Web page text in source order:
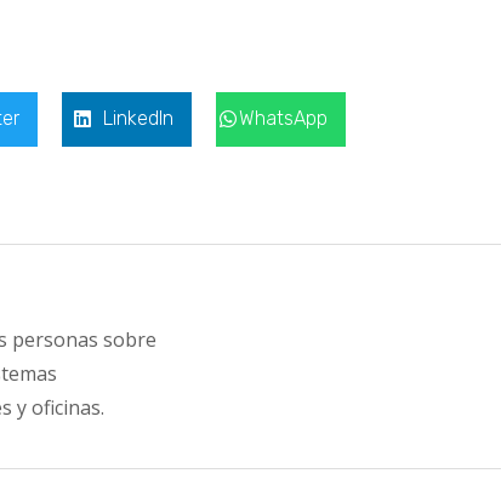
LinkedIn WhatsApp
personas sobre
y oficinas.